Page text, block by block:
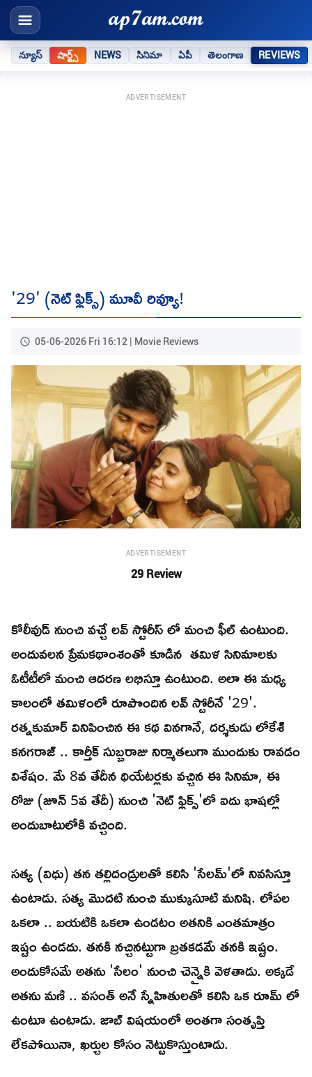
న్యూస్ షార్ట్స్ NEWS సినిమా ఏపీ తెలంగాణ REVIEWS
ADVERTISEMENT
'29' (నెట్ ఫ్లిక్స్) మూవీ రివ్యూ!
05-06-2026 Fri 16:12 | Movie Reviews
ADVERTISEMENT
29 Review
కోలీవుడ్ నుంచి వచ్చే లవ్ స్టోరీస్ లో మంచి ఫీల్ ఉంటుంది.
అందువలన ప్రేమకథాంశంతో కూడిన తమిళ సినిమాలకు
ఓటీటీలో మంచి ఆదరణ లభిస్తూ ఉంటుంది. అలా ఈ మధ్య
కాలంలో తమిళంలో రూపొందిన లవ్ స్టోరీనే '29'.
రత్నకుమార్ వినిపించిన ఈ కథ వినగానే, దర్శకుడు లోకేశ్
కనగరాజ్ .. కార్తీక్ సుబ్బరాజు నిర్మాతలుగా ముందుకు రావడం
విశేషం. మే 8వ తేదీన థియేటర్లకు వచ్చిన ఈ సినిమా, ఈ
రోజు (జూన్ 5వ తేదీ) నుంచి 'నెట్ ఫ్లిక్స్'లో ఐదు భాషల్లో
అందుబాటులోకి వచ్చింది.
సత్య (విధు) తన తల్లిదండ్రులతో కలిసి 'సేలమ్'లో నివసిస్తూ
ఉంటాడు. సత్య మొదటి నుంచి ముక్కుసూటి మనిషి. లోపల
ఒకలా .. బయటికి ఒకలా ఉండటం అతనికి ఎంతమాత్రం
ఇష్టం ఉండదు. తనకి నచ్చినట్టుగా బ్రతకడమే తనకి ఇష్టం.
అందుకోసమే అతను 'సేలం' నుంచి చెన్నైకి వెళతాడు. అక్కడే
అతను మణి .. వసంత్ అనే స్నేహితులతో కలిసి ఒక రూమ్ లో
ఉంటూ ఉంటాడు. జాబ్ విషయంలో అంతగా సంతృప్తి
లేకపోయినా, ఖర్చుల కోసం నెట్టుకొస్తుంటాడు.